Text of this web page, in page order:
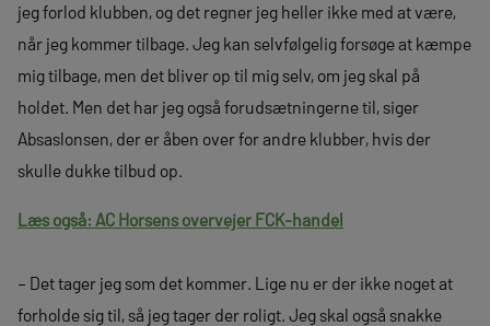
jeg forlod klubben, og det regner jeg heller ikke med at være,
når jeg kommer tilbage. Jeg kan selvfølgelig forsøge at kæmpe
mig tilbage, men det bliver op til mig selv, om jeg skal på
holdet. Men det har jeg også forudsætningerne til, siger
Absaslonsen, der er åben over for andre klubber, hvis der
skulle dukke tilbud op.
Læs også: AC Horsens overvejer FCK-handel
– Det tager jeg som det kommer. Lige nu er der ikke noget at
forholde sig til, så jeg tager der roligt. Jeg skal også snakke